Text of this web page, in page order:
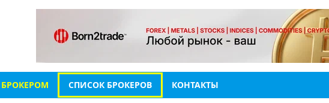
БРОКЕРОМ СПИСОК БРОКЕРОВ КОНТАКТЫ